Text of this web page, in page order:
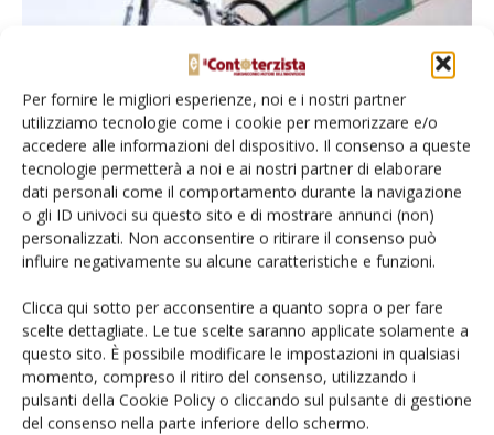
Per fornire le migliori esperienze, noi e i nostri partner
utilizziamo tecnologie come i cookie per memorizzare e/o
accedere alle informazioni del dispositivo. Il consenso a queste
tecnologie permetterà a noi e ai nostri partner di elaborare
dati personali come il comportamento durante la navigazione
o gli ID univoci su questo sito e di mostrare annunci (non)
personalizzati. Non acconsentire o ritirare il consenso può
influire negativamente su alcune caratteristiche e funzioni.
Clicca qui sotto per acconsentire a quanto sopra o per fare
scelte dettagliate. Le tue scelte saranno applicate solamente a
questo sito. È possibile modificare le impostazioni in qualsiasi
momento, compreso il ritiro del consenso, utilizzando i
pulsanti della Cookie Policy o cliccando sul pulsante di gestione
del consenso nella parte inferiore dello schermo.
Solarclean Pro – Da Hymach la soluzione
per la pulizia dei...
DiIl Contoterzista 2 Maggio 2013